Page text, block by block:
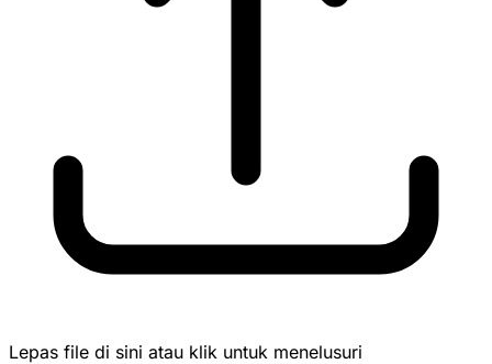
Lepas file di sini atau klik untuk menelusuri